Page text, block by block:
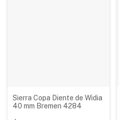
Sierra Copa Diente de Widia
40 mm Bremen 4284